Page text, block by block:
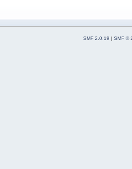
SMF 2.0.19 | SMF ©